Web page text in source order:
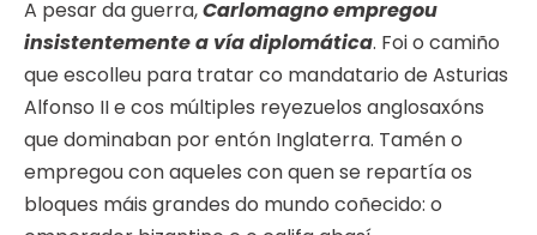
A pesar da guerra,Carlomagno empregou
insistentemente a vía diplomática. Foi o camiño
que escolleu para tratar co mandatario de Asturias
Alfonso II e cos múltiples reyezuelos anglosaxóns
que dominaban por entón Inglaterra. Tamén o
empregou con aqueles con quen se repartía os
bloques máis grandes do mundo coñecido: o